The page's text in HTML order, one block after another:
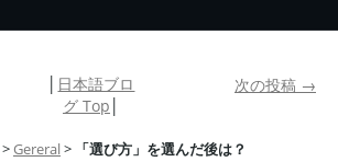
日本語ブロ
グ Top
次の投稿 →
>Gereral> 「選び方」を選んだ後は？